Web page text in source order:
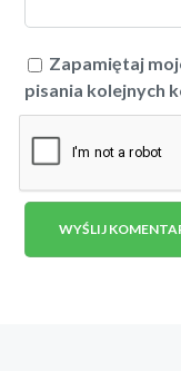
Zapamiętaj
pisania kolejnych